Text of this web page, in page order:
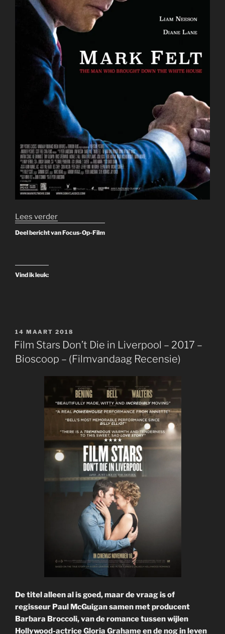
Lees verder“The
Secret
Deel bericht van Focus-Op-Film
Vind ik leuk:
GEPLAATST
OP
14 MAART 2018
Film Stars Don’t Die in Liverpool – 2017 –
Bioscoop – (Filmvandaag Recensie)
De titel alleen al is goed, maar de vraag is of
regisseur Paul McGuigan samen met producent
Barbara Broccoli, van de romance tussen wijlen
Hollywood-actrice Gloria Grahame en de nog in leven